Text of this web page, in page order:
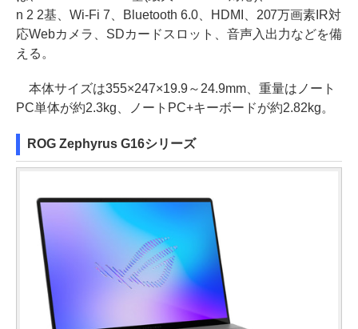
n 2 2基、Wi-Fi 7、Bluetooth 6.0、HDMI、207万画素IR対
応Webカメラ、SDカードスロット、音声入出力などを備
える。
本体サイズは355×247×19.9～24.9mm、重量はノート
PC単体が約2.3kg、ノートPC+キーボードが約2.82kg。
ROG Zephyrus G16シリーズ